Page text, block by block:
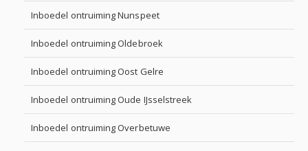
Inboedel ontruiming Nunspeet
Inboedel ontruiming Oldebroek
Inboedel ontruiming Oost Gelre
Inboedel ontruiming Oude IJsselstreek
Inboedel ontruiming Overbetuwe